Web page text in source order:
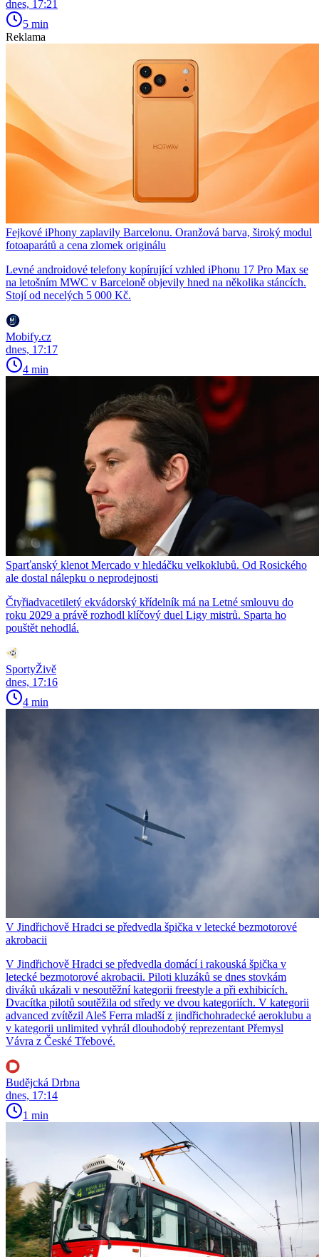
dnes, 17:21
5 min
Reklama
Fejkové iPhony zaplavily Barcelonu. Oranžová barva, široký modul
fotoaparátů a cena zlomek originálu
Levné androidové telefony kopírující vzhled iPhonu 17 Pro Max se
na letošním MWC v Barceloně objevily hned na několika stáncích.
Stojí od necelých 5 000 Kč.
Mobify.cz
dnes, 17:17
4 min
Sparťanský klenot Mercado v hledáčku velkoklubů. Od Rosického
ale dostal nálepku o neprodejnosti
Čtyřiadvacetiletý ekvádorský křídelník má na Letné smlouvu do
roku 2029 a právě rozhodl klíčový duel Ligy mistrů. Sparta ho
pouštět nehodlá.
SportyŽivě
dnes, 17:16
4 min
V Jindřichově Hradci se předvedla špička v letecké bezmotorové
akrobacii
V Jindřichově Hradci se předvedla domácí i rakouská špička v
letecké bezmotorové akrobacii. Piloti kluzáků se dnes stovkám
diváků ukázali v nesoutěžní kategorii freestyle a při exhibicích.
Dvacítka pilotů soutěžila od středy ve dvou kategoriích. V kategorii
advanced zvítězil Aleš Ferra mladší z jindřichohradecké aeroklubu a
v kategorii unlimited vyhrál dlouhodobý reprezentant Přemysl
Vávra z České Třebové.
Budějcká Drbna
dnes, 17:14
1 min